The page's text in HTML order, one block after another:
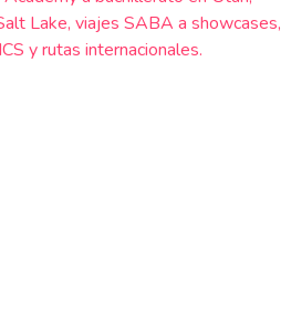
Lake, viajes SABA a showcases,
y rutas internacionales.